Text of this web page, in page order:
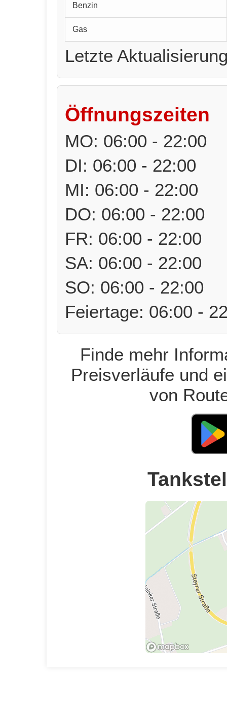
Benzin
Gas
Letzte
Öffnungszeiten
MO: 06:00 - 22:00
DI: 06:00 - 22:00
MI: 06:00 - 22:00
DO: 06:00 - 22:00
FR: 06:00 - 22:00
SA: 06:00 - 22:00
SO: 06:00 - 22:00
Feiertage: 06:00 -
Finde mehr
Preisverläufe und
von